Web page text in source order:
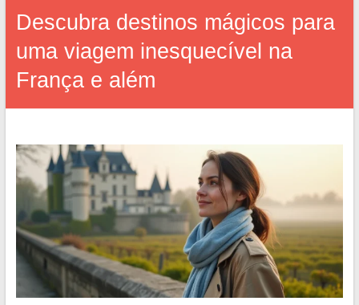
Descubra destinos mágicos para
uma viagem inesquecível na
França e além